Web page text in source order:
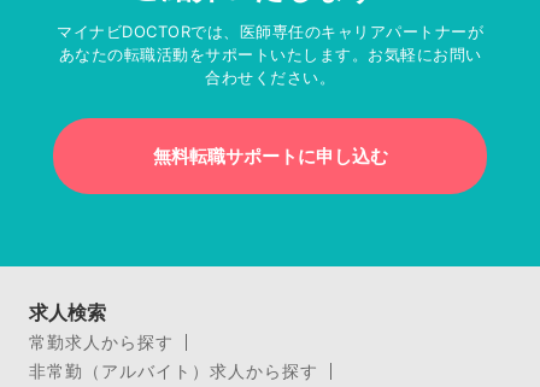
マイナビDOCTORでは、医師専任のキャリアパートナーが
あなたの転職活動をサポートいたします。お気軽にお問い
合わせください。
無料転職サポートに申し込む
求人検索
常勤求人から探す
非常勤（アルバイト）求人から探す